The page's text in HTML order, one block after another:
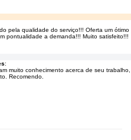
pela qualidade do serviço!!! Oferta um ótimo
pontualidade a demanda!!! Muito satisfeito!!!
:
muito conhecimento acerca de seu trabalho,
Recomendo.